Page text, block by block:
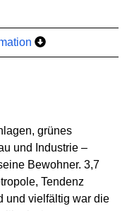
grünes
und Industrie –
Bewohner. 3,7
Tendenz
und vielfältig war die